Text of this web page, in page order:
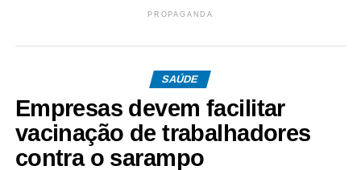
PROPAGANDA
SAÚDE
Empresas devem facilitar
vacinação de trabalhadores
contra o sarampo